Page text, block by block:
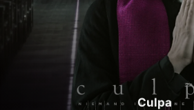
Culpa